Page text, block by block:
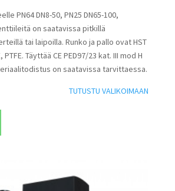
PN64 DN8-50, PN25 DN65-100,
on saatavissa pitkillä
tai laipoilla. Runko ja pallo ovat HST
Täyttää CE PED97/23 kat. III mod H
on saatavissa tarvittaessa.
TUTUSTU VALIKOIMAAN